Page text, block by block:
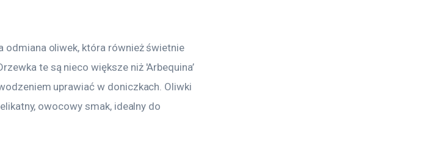
odmiana oliwek, która również świetnie
te są nieco większe niż 'Arbequina’
uprawiać w doniczkach. Oliwki
owocowy smak, idealny do